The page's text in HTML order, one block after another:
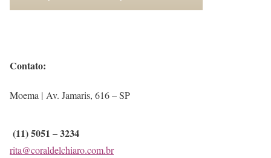
Contato:
Moema | Av. Jamaris, 616 – SP
(11) 5051 – 3234
rita@coraldelchiaro.com.br